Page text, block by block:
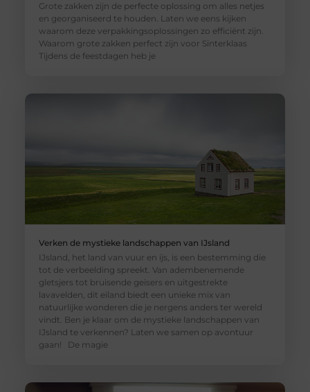
Grote zakken zijn de perfecte oplossing om alles netjes
en georganiseerd te houden. Laten we eens kijken
waarom deze verpakkingsoplossingen zo efficiënt zijn.
Waarom grote zakken perfect zijn voor Sinterklaas
Tijdens de feestdagen heb je
Verken de mystieke landschappen van IJsland
IJsland, het land van vuur en ijs, is een bestemming die
tot de verbeelding spreekt. Van adembenemende
gletsjers tot bruisende geisers en uitgestrekte
lavavelden, dit eiland biedt een unieke mix van
natuurlijke wonderen die je nergens anders ter wereld
vindt. Ben je klaar om de mystieke landschappen van
IJsland te verkennen? Laten we samen op avontuur
gaan! De magie